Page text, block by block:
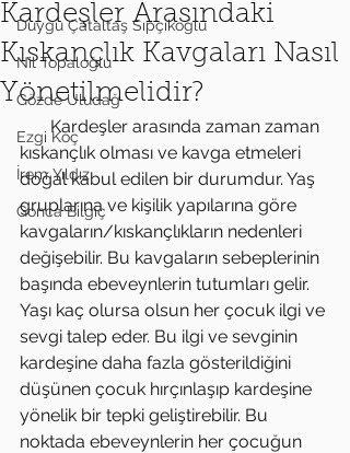
Duygu Çataltaş Sıpçıkoğlu
Nil Topaloğlu
Gözde Uludağ
Ezgi Koç
İrem Yıldız
Gonca Bilgiç
Kardeşler Arasındaki
Kıskançlık Kavgaları Nasıl
Yönetilmelidir?
       Kardeşler arasında zaman zaman
kıskançlık olması ve kavga etmeleri
doğal kabul edilen bir durumdur. Yaş
gruplarına ve kişilik yapılarına göre
kavgaların/kıskançlıkların nedenleri
değişebilir. Bu kavgaların sebeplerinin
başında ebeveynlerin tutumları gelir.
Yaşı kaç olursa olsun her çocuk ilgi ve
sevgi talep eder. Bu ilgi ve sevginin
kardeşine daha fazla gösterildiğini
düşünen çocuk hırçınlaşıp kardeşine
yönelik bir tepki geliştirebilir. Bu
noktada ebeveynlerin her çocuğun